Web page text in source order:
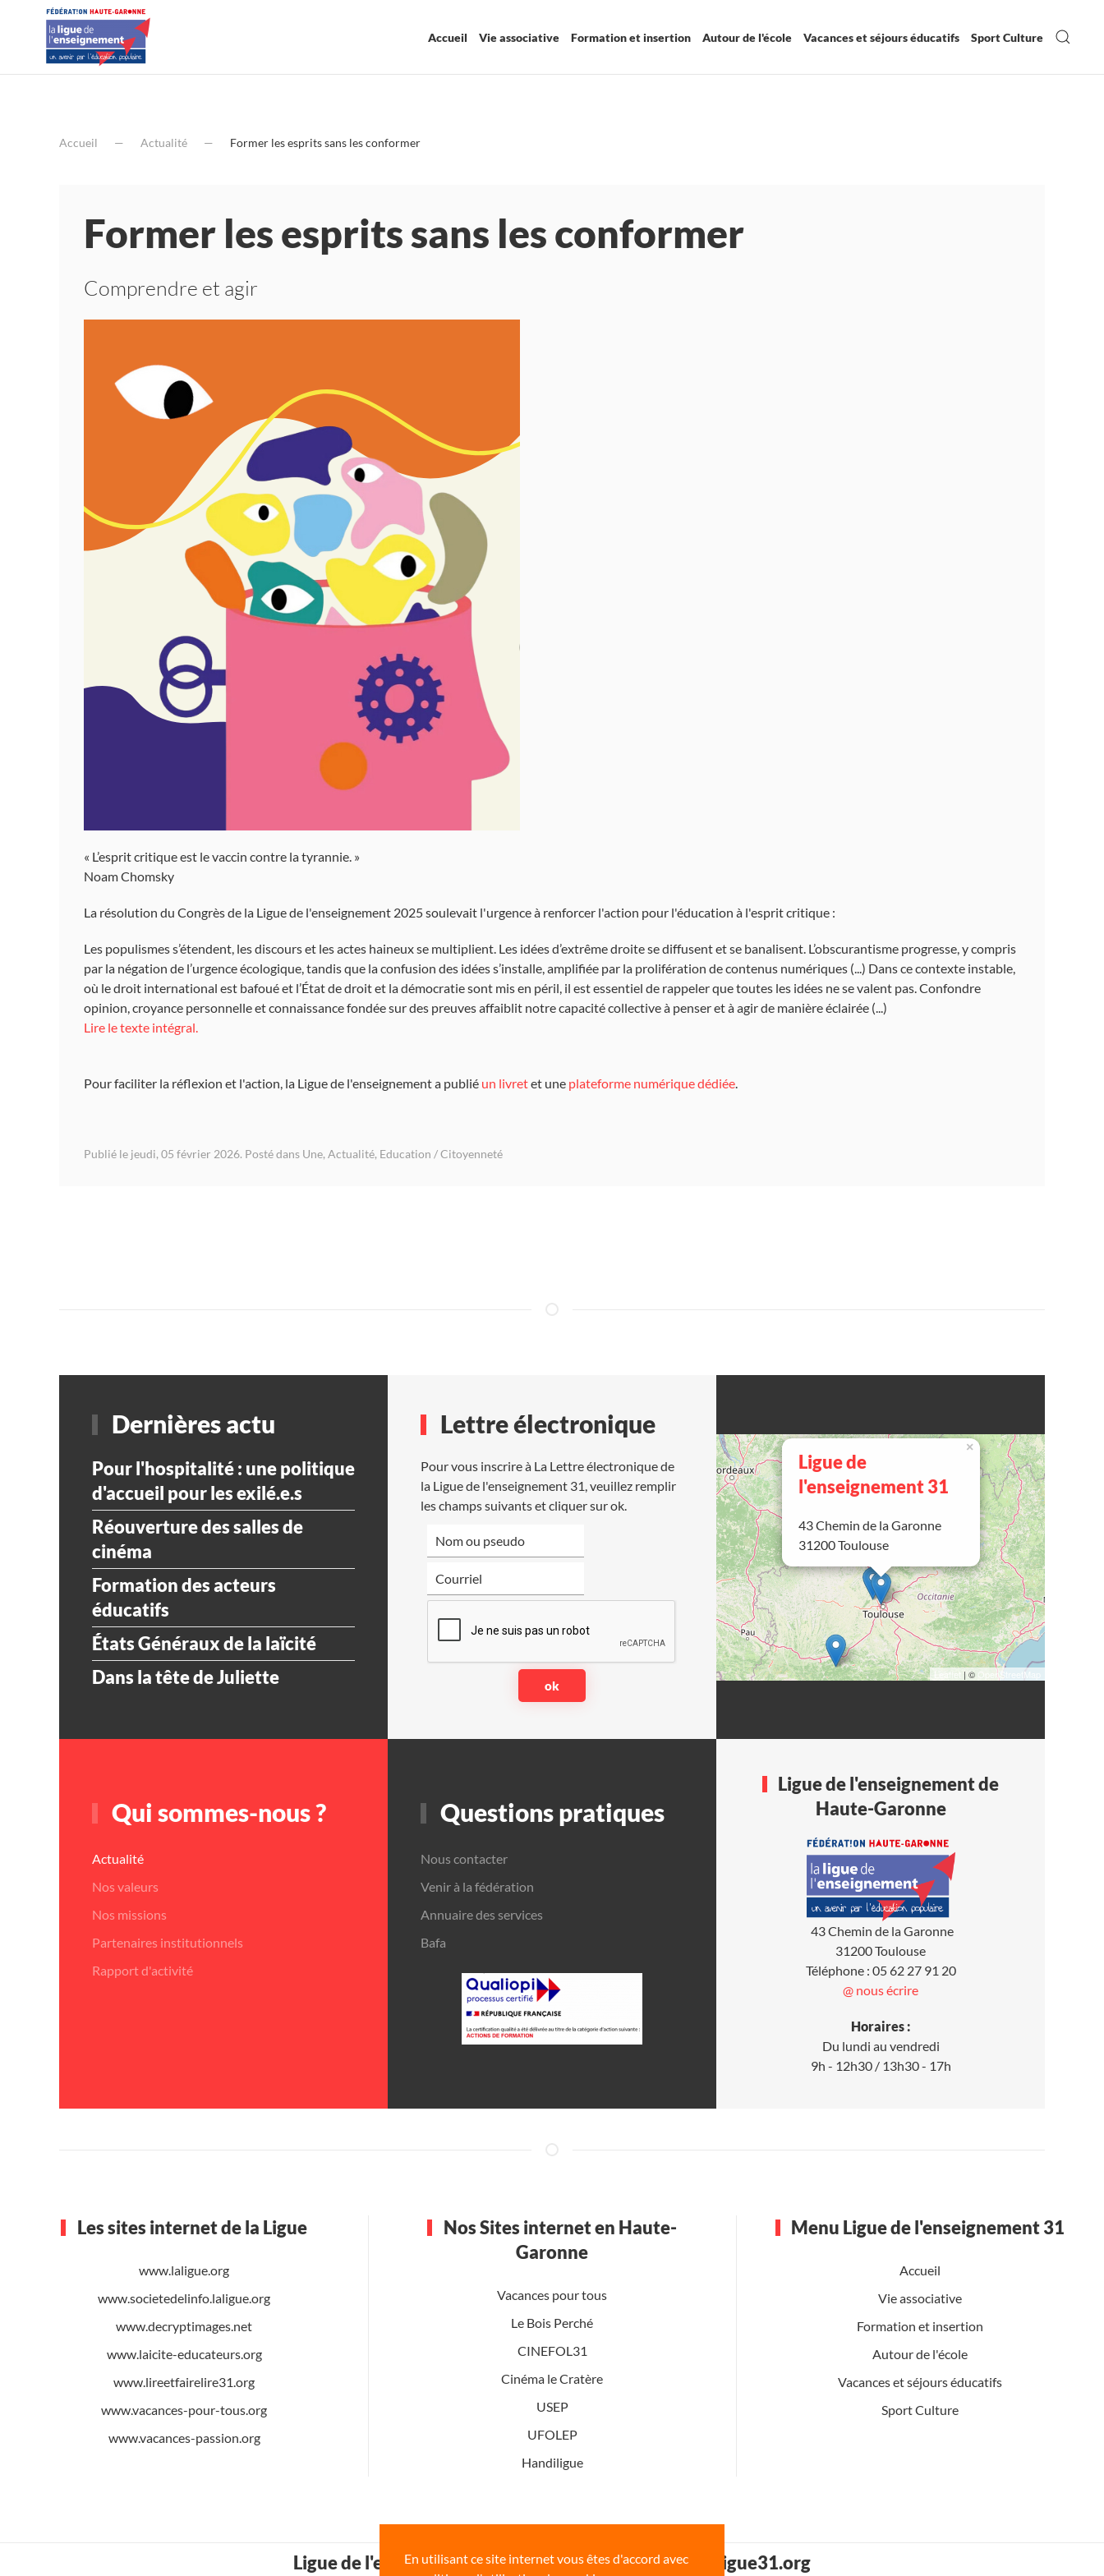
Accueil Vie associative Formation et insertion Autour de l'école Vacances et séjours éducatifs Sport Culture
Accueil Actualité Former les esprits sans les conformer
Former les esprits sans les conformer
Comprendre et agir
« L’esprit critique est le vaccin contre la tyrannie. »
Noam Chomsky
La résolution du Congrès de la Ligue de l'enseignement 2025 soulevait l'urgence à renforcer l'action pour l'éducation à l'esprit critique :
Les populismes s’étendent, les discours et les actes haineux se multiplient. Les idées d’extrême droite se diffusent et se banalisent. L’obscurantisme progresse, y compris
par la négation de l’urgence écologique, tandis que la confusion des idées s’installe, amplifiée par la prolifération de contenus numériques (...) Dans ce contexte instable,
où le droit international est bafoué et l’État de droit et la démocratie sont mis en péril, il est essentiel de rappeler que toutes les idées ne se valent pas. Confondre
opinion, croyance personnelle et connaissance fondée sur des preuves affaiblit notre capacité collective à penser et à agir de manière éclairée (...)
Lire le texte intégral.
Pour faciliter la réflexion et l'action, la Ligue de l'enseignement a publié un livretet une plateforme numérique dédiée.
Publié le jeudi, 05 février 2026. Posté dans Une, Actualité, Education / Citoyenneté
Dernières actu
Pour l'hospitalité : une politique
d'accueil pour les exilé.e.s
Réouverture des salles de
cinéma
Formation des acteurs
éducatifs
États Généraux de la laïcité
Dans la tête de Juliette
Lettre électronique
Pour vous inscrire à La Lettre électronique de
la Ligue de l'enseignement 31, veuillez remplir
les champs suivants et cliquer sur ok.
Ligue de
l'enseignement 31
43 Chemin de la Garonne
31200 Toulouse
×
Leaflet | © OpenStreetMap
Qui sommes-nous ?
Actualité
Nos valeurs
Nos missions
Partenaires institutionnels
Rapport d'activité
Questions pratiques
Nous contacter
Venir à la fédération
Annuaire des services
Bafa
Ligue de l'enseignement de
Haute-Garonne
43 Chemin de la Garonne
31200 Toulouse
Téléphone : 05 62 27 91 20
@ nous écrire
Horaires :
Du lundi au vendredi
9h - 12h30 / 13h30 - 17h
Les sites internet de la Ligue
www.laligue.org
www.societedelinfo.laligue.org
www.decryptimages.net
www.laicite-educateurs.org
www.lireetfairelire31.org
www.vacances-pour-tous.org
www.vacances-passion.org
Nos Sites internet en Haute-
Garonne
Vacances pour tous
Le Bois Perché
CINEFOL31
Cinéma le Cratère
USEP
UFOLEP
Handiligue
Menu Ligue de l'enseignement 31
Accueil
Vie associative
Formation et insertion
Autour de l'école
Vacances et séjours éducatifs
Sport Culture
Ligue de l'enseignement de la Haute-Garonne www.ligue31.org
En utilisant ce site internet vous êtes d'accord avec